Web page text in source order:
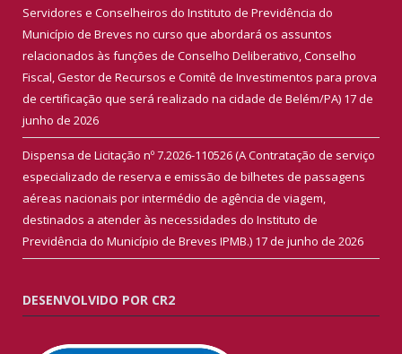
Servidores e Conselheiros do Instituto de Previdência do
Município de Breves no curso que abordará os assuntos
relacionados às funções de Conselho Deliberativo, Conselho
Fiscal, Gestor de Recursos e Comitê de Investimentos para prova
de certificação que será realizado na cidade de Belém/PA) 17 de
junho de 2026
Dispensa de Licitação nº 7.2026-110526 (A Contratação de serviço
especializado de reserva e emissão de bilhetes de passagens
aéreas nacionais por intermédio de agência de viagem,
destinados a atender às necessidades do Instituto de
Previdência do Município de Breves IPMB.) 17 de junho de 2026
DESENVOLVIDO POR CR2